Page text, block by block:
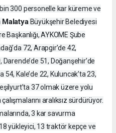
300 personelle kar küreme ve
MalatyaBüyükşehir Belediyesi
Başkanlığı, AYKOME Şube
72, Arapgir’de 42,
51, Doğanşehir’de
54, Kale’de 22, Kuluncak’ta 23,
37 olmak üzere yolu
aralıksız sürdürüyor.
3 kar savurma
yükleyici, 13 traktör kepçe ve